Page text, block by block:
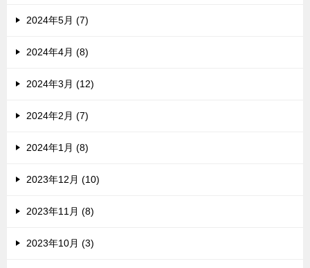
2024年5月 (7)
2024年4月 (8)
2024年3月 (12)
2024年2月 (7)
2024年1月 (8)
2023年12月 (10)
2023年11月 (8)
2023年10月 (3)